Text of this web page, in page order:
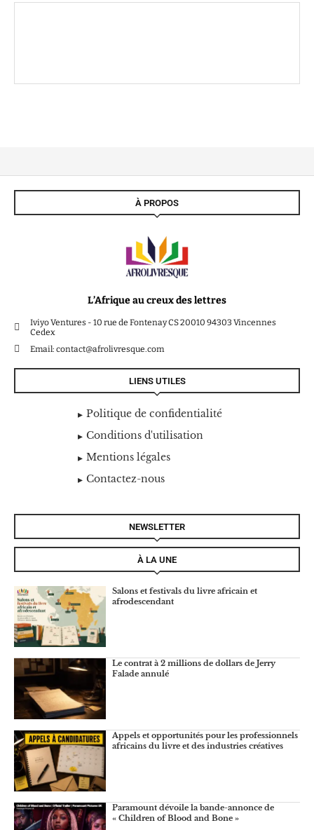
À PROPOS
L’Afrique au creux des lettres
Iviyo Ventures - 10 rue de Fontenay CS 20010 94303 Vincennes
Cedex
Email: contact@afrolivresque.com
LIENS UTILES
Politique de confidentialité
Conditions d'utilisation
Mentions légales
Contactez-nous
NEWSLETTER
À LA UNE
Salons et festivals du livre africain et
afrodescendant
Le contrat à 2 millions de dollars de Jerry
Falade annulé
Appels et opportunités pour les professionnels
africains du livre et des industries créatives
Paramount dévoile la bande-annonce de
« Children of Blood and Bone »